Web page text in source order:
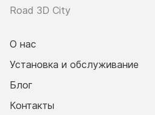
Road 3D City
О нас
Установка и обслуживание
Блог
Контакты